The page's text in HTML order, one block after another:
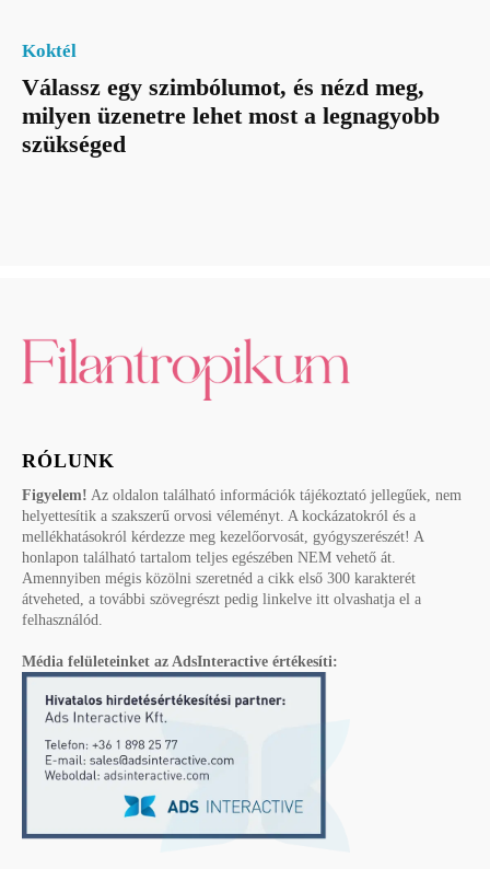
Koktél
Válassz egy szimbólumot, és nézd meg,
milyen üzenetre lehet most a legnagyobb
szükséged
RÓLUNK
Figyelem! Az oldalon található információk tájékoztató jellegűek, nem
helyettesítik a szakszerű orvosi véleményt. A kockázatokról és a
mellékhatásokról kérdezze meg kezelőorvosát, gyógyszerészét! A
honlapon található tartalom teljes egészében NEM vehető át.
Amennyiben mégis közölni szeretnéd a cikk első 300 karakterét
átveheted, a további szövegrészt pedig linkelve itt olvashatja el a
felhasználód.
Média felületeinket az AdsInteractive értékesíti: